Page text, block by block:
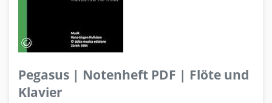
Pegasus | Notenheft PDF | Flöte und
Klavier